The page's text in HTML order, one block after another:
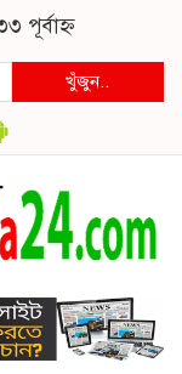
পূর্বাহ্ন
খুঁজুন..